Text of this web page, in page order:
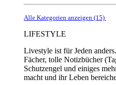
Alle Kategorien anzeigen (15)
LIFESTYLE
Livestyle ist für Jeden
Fächer, tolle Notizbücher
Schutzengel und einiges
macht und ihr Leben